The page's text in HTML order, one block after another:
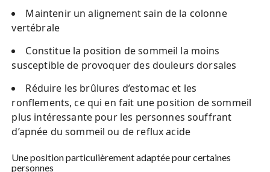
Maintenir un alignement sain de la colonne
vertébrale
Constitue la position de sommeil la moins
susceptible de provoquer des douleurs dorsales
Réduire les brûlures d’estomac et les
ronflements, ce qui en fait une position de sommeil
plus intéressante pour les personnes souffrant
d’apnée du sommeil ou de reflux acide
Une position particulièrement adaptée pour certaines
personnes